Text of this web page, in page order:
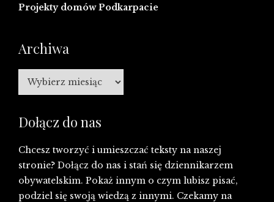
Projekty domów Podkarpacie
Archiwa
Archiwa
Dołącz do nas
Chcesz tworzyć i umieszczać teksty na naszej
stronie? Dołącz do nas i stań się dziennikarzem
obywatelskim. Pokaż innym o czym lubisz pisać,
podziel się swoją wiedzą z innymi. Czekamy na